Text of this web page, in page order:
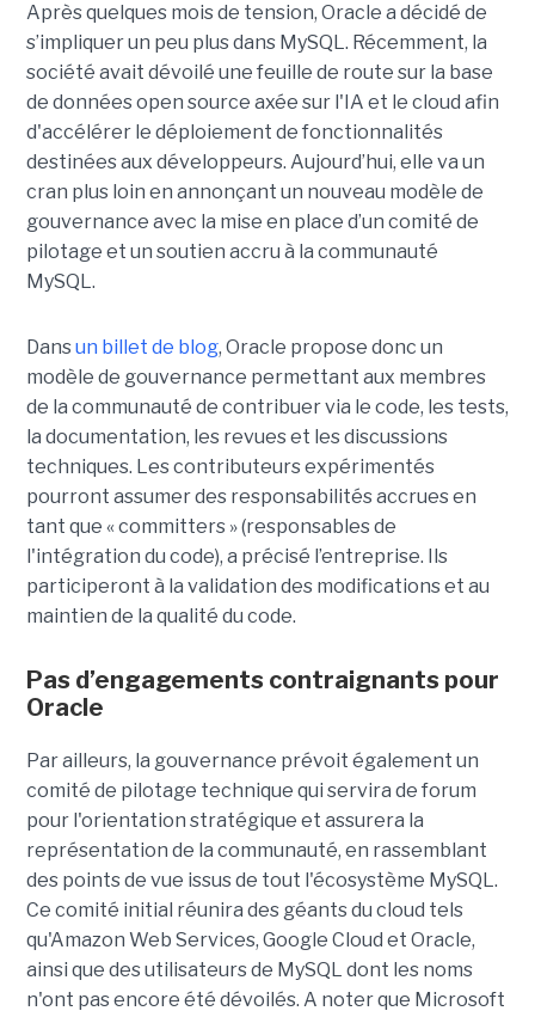
Après quelques mois de tension, Oracle a décidé de
s’impliquer un peu plus dans MySQL. Récemment, la
société avait dévoilé une feuille de route sur la base
de données open source axée sur l'IA et le cloud afin
d'accélérer le déploiement de fonctionnalités
destinées aux développeurs. Aujourd’hui, elle va un
cran plus loin en annonçant un nouveau modèle de
gouvernance avec la mise en place d’un comité de
pilotage et un soutien accru à la communauté
MySQL.
Dansun billet de blog, Oracle propose donc un
modèle de gouvernance permettant aux membres
de la communauté de contribuer via le code, les tests,
la documentation, les revues et les discussions
techniques. Les contributeurs expérimentés
pourront assumer des responsabilités accrues en
tant que « committers » (responsables de
l'intégration du code), a précisé l’entreprise. Ils
participeront à la validation des modifications et au
maintien de la qualité du code.
Pas d’engagements contraignants pour
Oracle
Par ailleurs, la gouvernance prévoit également un
comité de pilotage technique qui servira de forum
pour l'orientation stratégique et assurera la
représentation de la communauté, en rassemblant
des points de vue issus de tout l'écosystème MySQL.
Ce comité initial réunira des géants du cloud tels
qu'Amazon Web Services, Google Cloud et Oracle,
ainsi que des utilisateurs de MySQL dont les noms
n'ont pas encore été dévoilés. A noter que Microsoft